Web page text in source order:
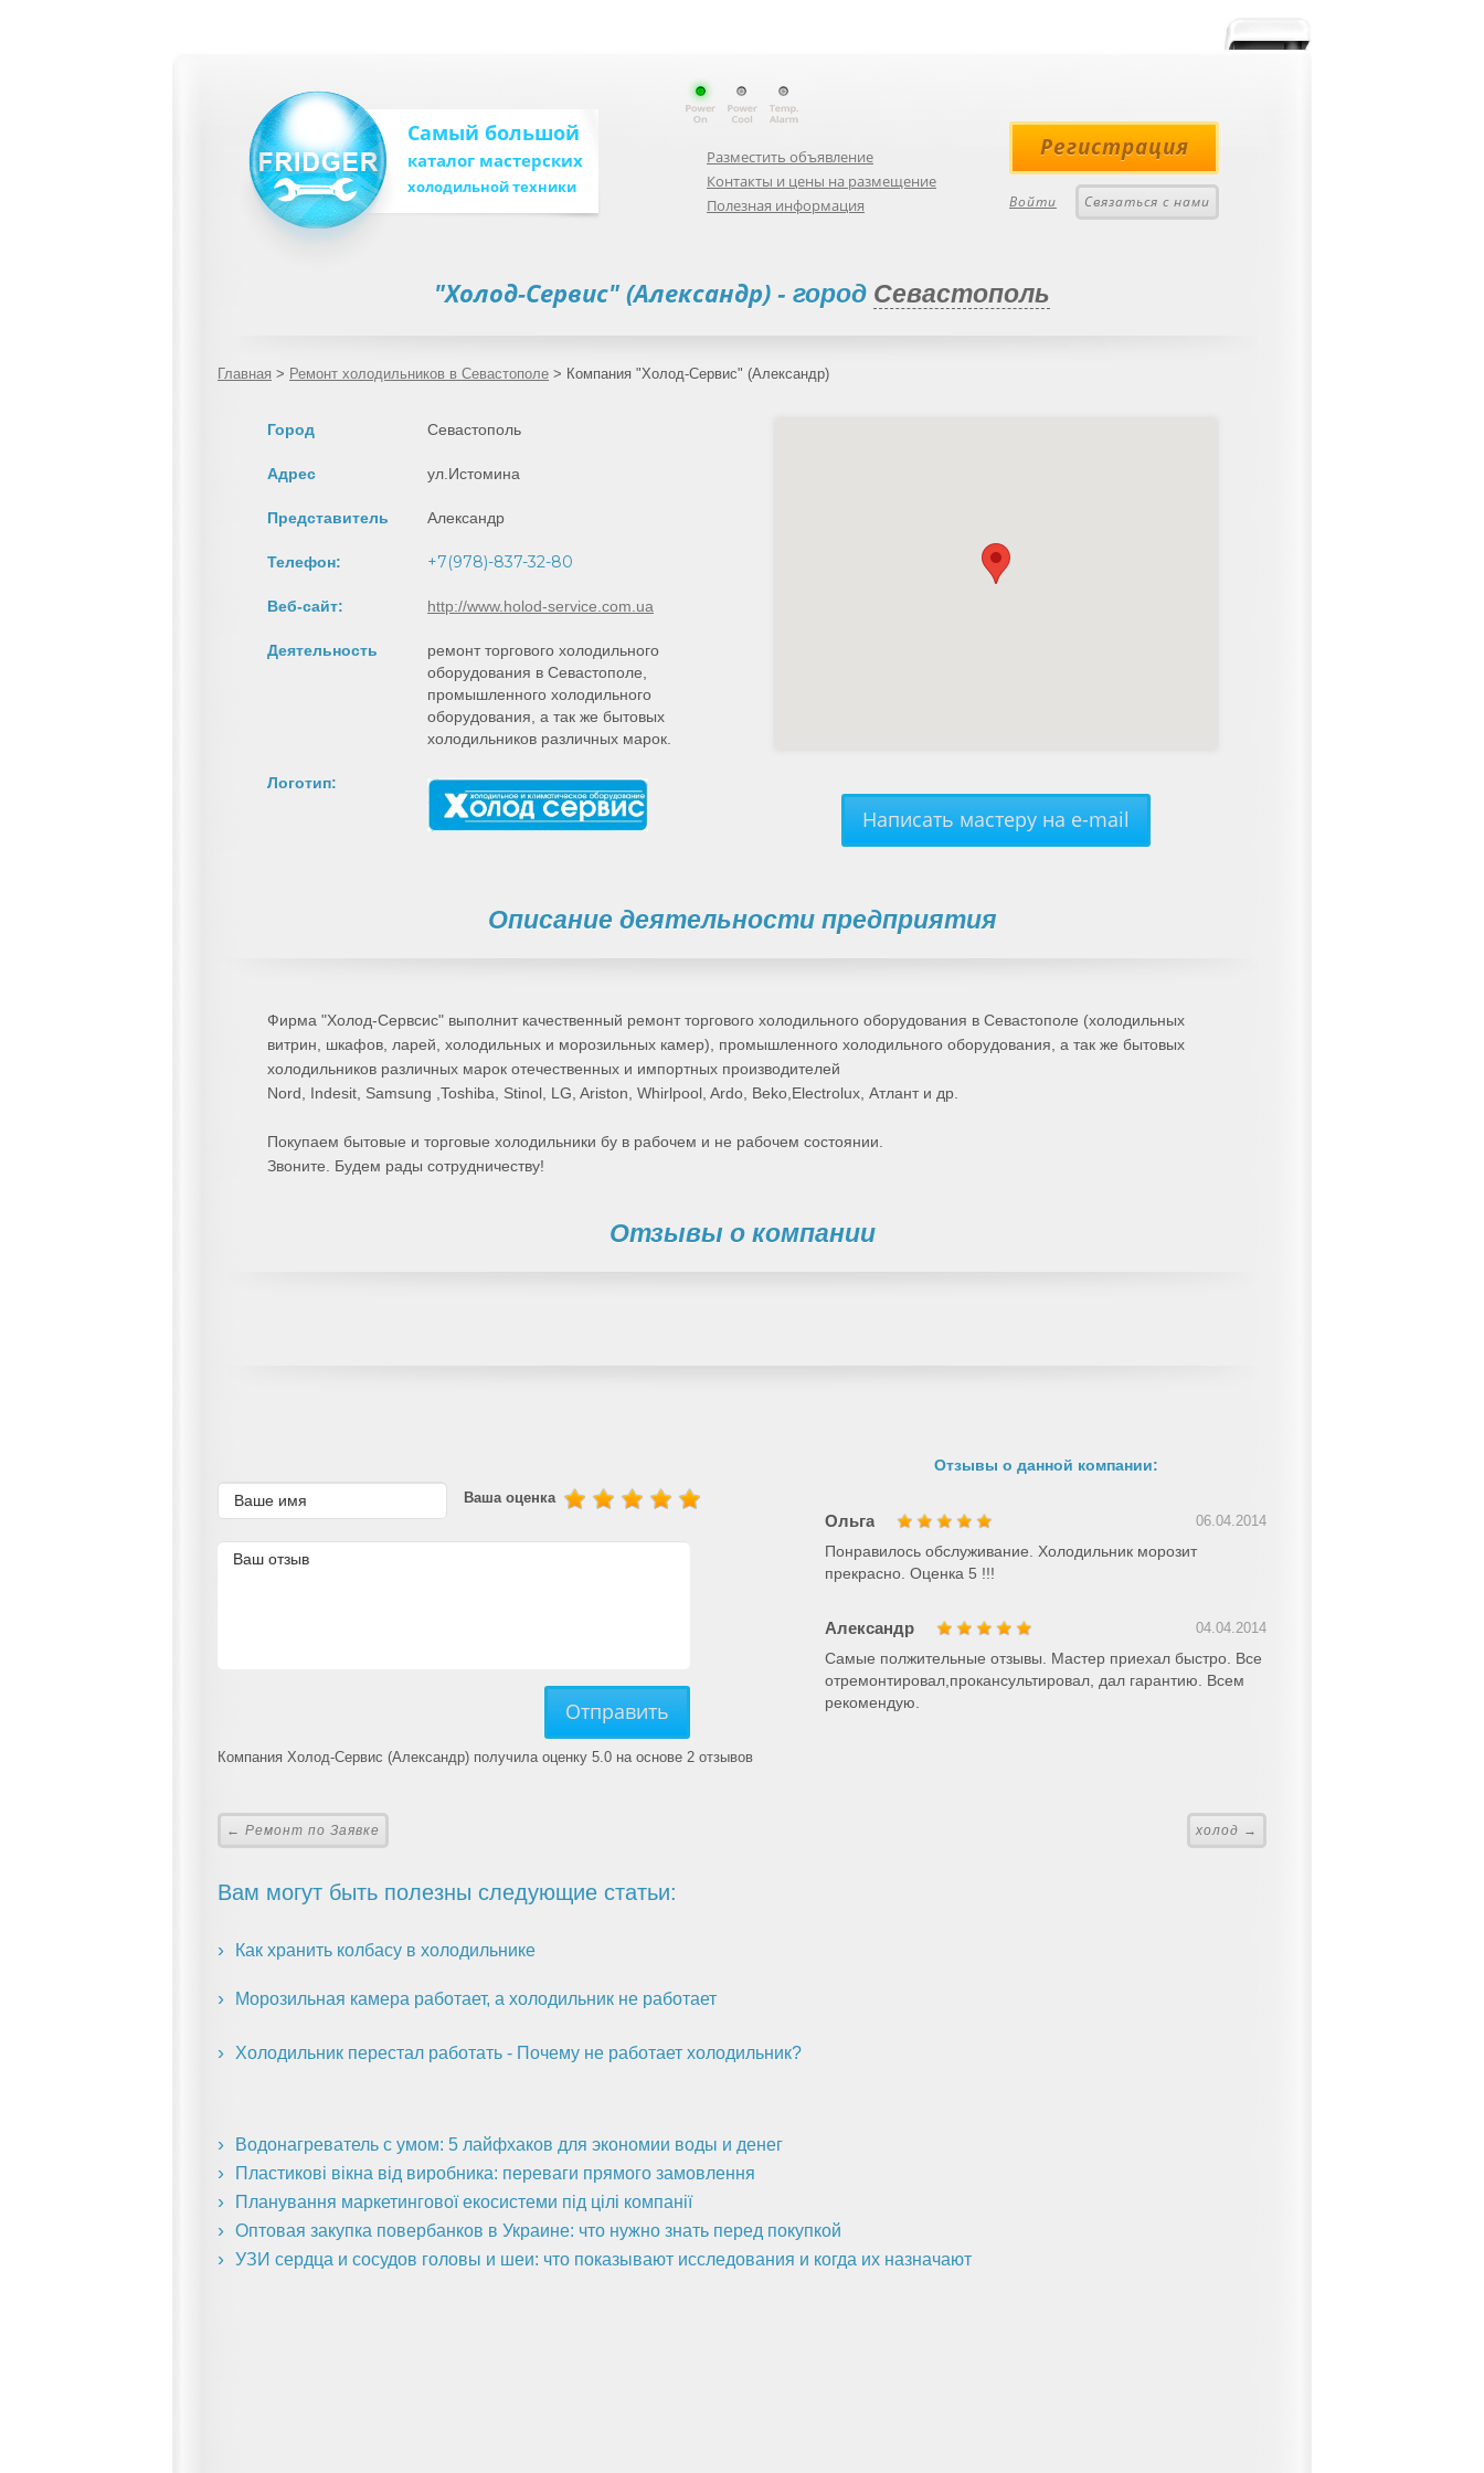
Самый большой
каталог мастерских
холодильной техники
Разместить объявление
Контакты и цены на размещение
Полезная информация
Регистрация
Войти Связаться с нами
"Холод-Сервис" (Александр) - город Севастополь
Главная > Ремонт холодильников в Севастополе > Компания "Холод-Сервис" (Александр)
Город Севастополь
Адрес ул.Истомина
Представитель Александр
Телефон: +7(978)-837-32-80
Веб-сайт: http://www.holod-service.com.ua
Деятельность
ремонт торгового холодильного
оборудования в Севастополе,
промышленного холодильного
оборудования, а так же бытовых
холодильников различных марок.
Логотип:
Написать мастеру на e-mail
Описание деятельности предприятия
Фирма "Холод-Сервсис" выполнит качественный ремонт торгового холодильного оборудования в Севастополе (холодильных
витрин, шкафов, ларей, холодильных и морозильных камер), промышленного холодильного оборудования, а так же бытовых
холодильников различных марок отечественных и импортных производителей
Nord, Indesit, Samsung ,Toshiba, Stinol, LG, Ariston, Whirlpool, Ardo, Beko,Electrolux, Атлант и др.
Покупаем бытовые и торговые холодильники бу в рабочем и не рабочем состоянии.
Звоните. Будем рады сотрудничеству!
Отзывы о компании
Ваша оценка
Отправить
Отзывы о данной компании:
Ольга 06.04.2014
Понравилось обслуживание. Холодильник морозит
прекрасно. Оценка 5 !!!
Александр 04.04.2014
Самые полжительные отзывы. Мастер приехал быстро. Все
отремонтировал,прокансультировал, дал гарантию. Всем
рекомендую.
Компания Холод-Сервис (Александр) получила оценку 5.0 на основе 2 отзывов
← Ремонт по Заявке холод →
Вам могут быть полезны следующие статьи:
Как хранить колбасу в холодильнике
Морозильная камера работает, а холодильник не работает
Холодильник перестал работать - Почему не работает холодильник?
Водонагреватель с умом: 5 лайфхаков для экономии воды и денег
Пластикові вікна від виробника: переваги прямого замовлення
Планування маркетингової екосистеми під цілі компанії
Оптовая закупка повербанков в Украине: что нужно знать перед покупкой
УЗИ сердца и сосудов головы и шеи: что показывают исследования и когда их назначают